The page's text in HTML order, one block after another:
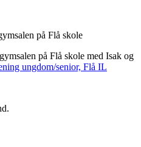
på Flå skole
på Flå skole med Isak og
ungdom/senior, Flå IL